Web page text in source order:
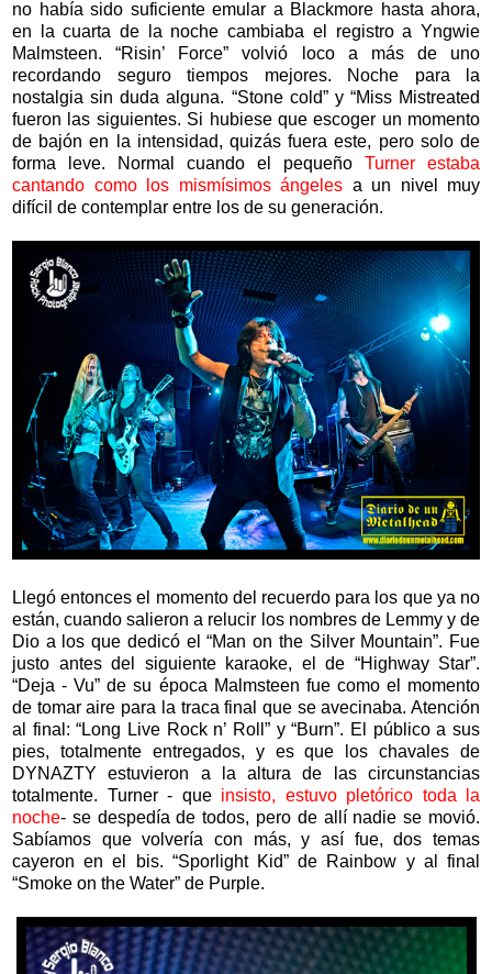
no había sido suficiente emular a Blackmore hasta ahora,
en la cuarta de la noche cambiaba el registro a Yngwie
Malmsteen. “Risin’ Force” volvió loco a más de uno
recordando seguro tiempos mejores. Noche para la
nostalgia sin duda alguna. “Stone cold” y “Miss Mistreated
fueron las siguientes. Si hubiese que escoger un momento
de bajón en la intensidad, quizás fuera este, pero solo de
forma leve. Normal cuando el pequeño Turner estaba
cantando como los mismísimos ángeles a un nivel muy
difícil de contemplar entre los de su generación.
Llegó entonces el momento del recuerdo para los que ya no
están, cuando salieron a relucir los nombres de Lemmy y de
Dio a los que dedicó el “Man on the Silver Mountain”. Fue
justo antes del siguiente karaoke, el de “Highway Star”.
“Deja - Vu” de su época Malmsteen fue como el momento
de tomar aire para la traca final que se avecinaba. Atención
al final: “Long Live Rock n’ Roll” y “Burn”. El público a sus
pies, totalmente entregados, y es que los chavales de
DYNAZTY estuvieron a la altura de las circunstancias
totalmente. Turner - que insisto, estuvo pletórico toda la
noche- se despedía de todos, pero de allí nadie se movió.
Sabíamos que volvería con más, y así fue, dos temas
cayeron en el bis. “Sporlight Kid” de Rainbow y al final
“Smoke on the Water” de Purple.